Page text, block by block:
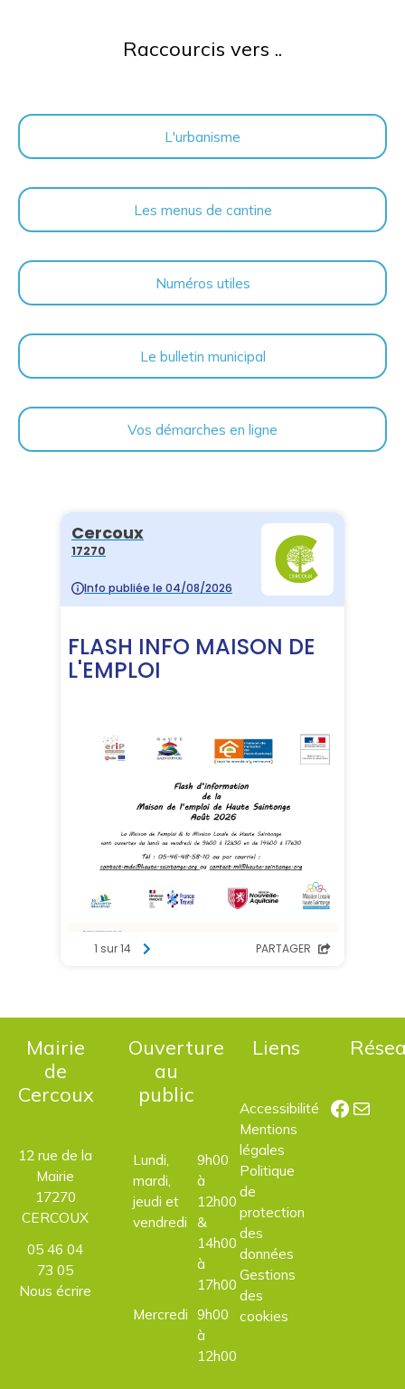
Raccourcis vers ..
L'urbanisme
Les menus de cantine
Numéros utiles
Le bulletin municipal
Vos démarches en ligne
Mairie
de
Cercoux
12 rue de la
Mairie
17270
CERCOUX
05 46 04
73 05
Nous écrire
Ouverture
au
public
Lundi,
mardi,
jeudi et
vendredi
9h00
à
12h00
&
14h00
à
17h00
Mercredi 9h00
à
12h00
Liens
Accessibilité
Mentions
légales
Politique
de
protection
des
données
Gestions
des
cookies
E-mail